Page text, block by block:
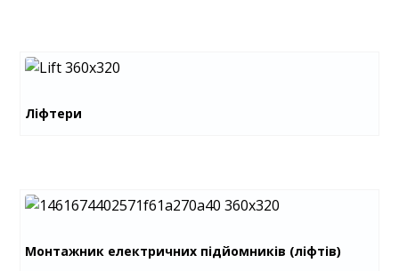
Ліфтери
Монтажник електричних підйомників (ліфтів)